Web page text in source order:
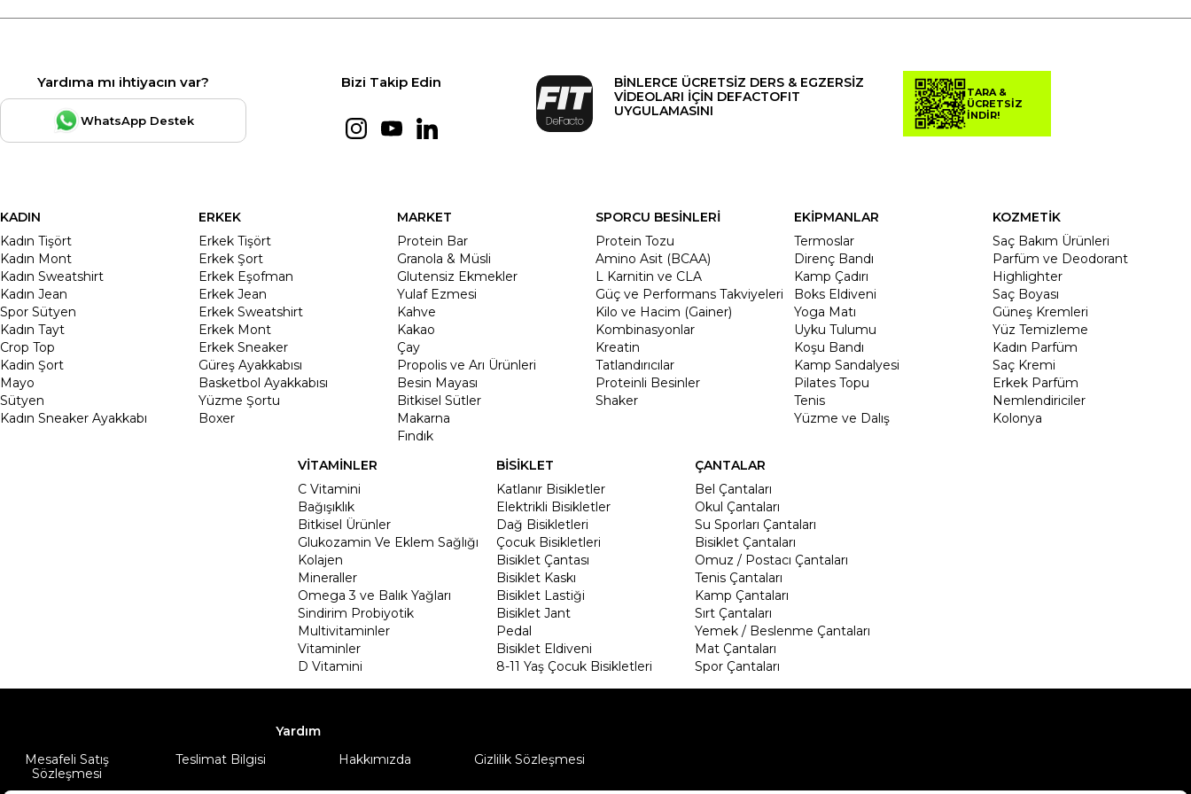
Yardıma mı ihtiyacın var?
WhatsApp Destek
Bizi Takip Edin
BİNLERCE ÜCRETSİZ DERS & EGZERSİZ
VİDEOLARI İÇİN DEFACTOFIT
UYGULAMASINI
TARA &
ÜCRETSİZ
İNDİR!
KADIN
Kadın Tişört
Kadın Mont
Kadın Sweatshirt
Kadın Jean
Spor Sütyen
Kadın Tayt
Crop Top
Kadin Şort
Mayo
Sütyen
Kadın Sneaker Ayakkabı
ERKEK
Erkek Tişört
Erkek Şort
Erkek Eşofman
Erkek Jean
Erkek Sweatshirt
Erkek Mont
Erkek Sneaker
Güreş Ayakkabısı
Basketbol Ayakkabısı
Yüzme Şortu
Boxer
MARKET
Protein Bar
Granola & Müsli
Glutensiz Ekmekler
Yulaf Ezmesi
Kahve
Kakao
Çay
Propolis ve Arı Ürünleri
Besin Mayası
Bitkisel Sütler
Makarna
Fındık
SPORCU BESİNLERİ
Protein Tozu
Amino Asit (BCAA)
L Karnitin ve CLA
Güç ve Performans Takviyeleri
Kilo ve Hacim (Gainer)
Kombinasyonlar
Kreatin
Tatlandırıcılar
Proteinli Besinler
Shaker
EKİPMANLAR
Termoslar
Direnç Bandı
Kamp Çadırı
Boks Eldiveni
Yoga Matı
Uyku Tulumu
Koşu Bandı
Kamp Sandalyesi
Pilates Topu
Tenis
Yüzme ve Dalış
KOZMETİK
Saç Bakım Ürünleri
Parfüm ve Deodorant
Highlighter
Saç Boyası
Güneş Kremleri
Yüz Temizleme
Kadın Parfüm
Saç Kremi
Erkek Parfüm
Nemlendiriciler
Kolonya
VİTAMİNLER
C Vitamini
Bağışıklık
Bitkisel Ürünler
Glukozamin Ve Eklem Sağlığı
Kolajen
Mineraller
Omega 3 ve Balık Yağları
Sindirim Probiyotik
Multivitaminler
Vitaminler
D Vitamini
BİSİKLET
Katlanır Bisikletler
Elektrikli Bisikletler
Dağ Bisikletleri
Çocuk Bisikletleri
Bisiklet Çantası
Bisiklet Kaskı
Bisiklet Lastiği
Bisiklet Jant
Pedal
Bisiklet Eldiveni
8-11 Yaş Çocuk Bisikletleri
ÇANTALAR
Bel Çantaları
Okul Çantaları
Su Sporları Çantaları
Bisiklet Çantaları
Omuz / Postacı Çantaları
Tenis Çantaları
Kamp Çantaları
Sırt Çantaları
Yemek / Beslenme Çantaları
Mat Çantaları
Spor Çantaları
Yardım
Mesafeli Satış
Sözleşmesi
Teslimat Bilgisi Hakkımızda Gizlilik Sözleşmesi